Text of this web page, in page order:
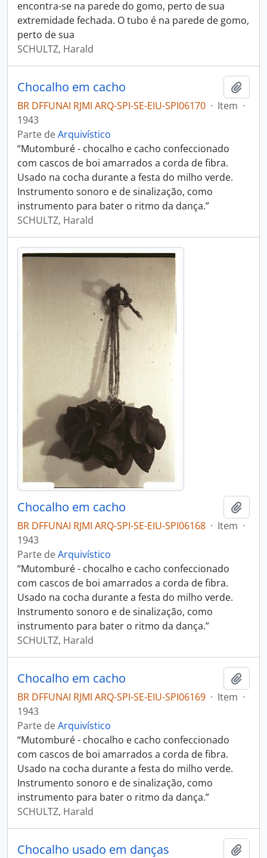
encontra-se na parede do gomo, perto de sua
extremidade fechada. O tubo é na parede de gomo,
perto de sua
SCHULTZ, Harald
Chocalho em cacho
BR DFFUNAI RJMI ARQ-SPI-SE-EIU-SPI06170 · Item ·
1943
Parte deArquivístico
“Mutomburé - chocalho e cacho confeccionado
com cascos de boi amarrados a corda de fibra.
Usado na cocha durante a festa do milho verde.
Instrumento sonoro e de sinalização, como
instrumento para bater o ritmo da dança.”
SCHULTZ, Harald
Chocalho em cacho
BR DFFUNAI RJMI ARQ-SPI-SE-EIU-SPI06168 · Item ·
1943
Parte deArquivístico
“Mutomburé - chocalho e cacho confeccionado
com cascos de boi amarrados a corda de fibra.
Usado na cocha durante a festa do milho verde.
Instrumento sonoro e de sinalização, como
instrumento para bater o ritmo da dança.”
SCHULTZ, Harald
Chocalho em cacho
BR DFFUNAI RJMI ARQ-SPI-SE-EIU-SPI06169 · Item ·
1943
Parte deArquivístico
“Mutomburé - chocalho e cacho confeccionado
com cascos de boi amarrados a corda de fibra.
Usado na cocha durante a festa do milho verde.
Instrumento sonoro e de sinalização, como
instrumento para bater o ritmo da dança.”
SCHULTZ, Harald
Chocalho usado em danças